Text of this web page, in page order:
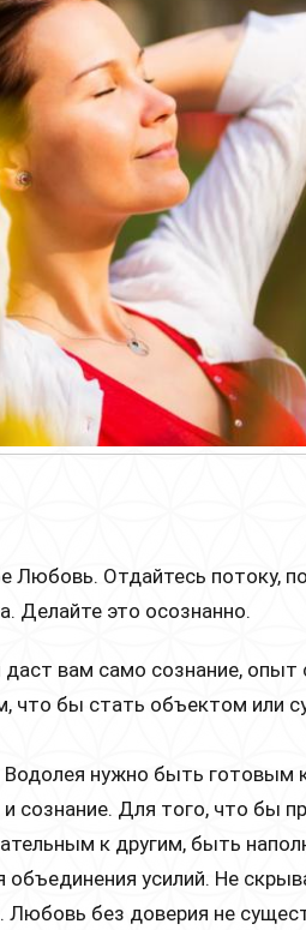
Любовь. Отдайтесь потоку,
Делайте это осознанно.
вам само сознание,
что бы стать объектом или
Водолея нужно быть
и сознание. Для того, что бы
к другим, быть
объединения усилий. Не
Любовь без доверия не